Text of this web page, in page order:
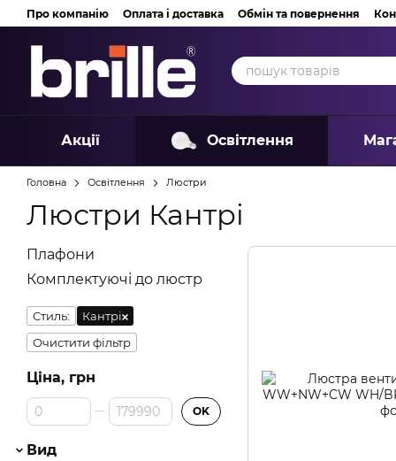
Перейти до основного контенту
Про компанію Оплата і доставка Обмін та повернення
Акції Освітлення
Головна Освітлення Люстри
Люстри Кантрі
Плафони
Комплектуючі до люстр
Стиль:
Кантрі
Очистити фільтр
Ціна, грн
Від Ціна, грн
До Ціна, грн OK
Вид